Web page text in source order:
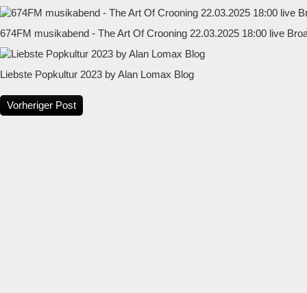
674FM musikabend - The Art Of Crooning 22.03.2025 18:00 live
Liebste Popkultur 2023 by Alan Lomax Blog
Vorheriger Post